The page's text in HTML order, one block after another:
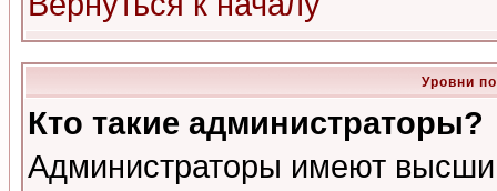
Уровни
Кто такие администраторы?
Администраторы имеют